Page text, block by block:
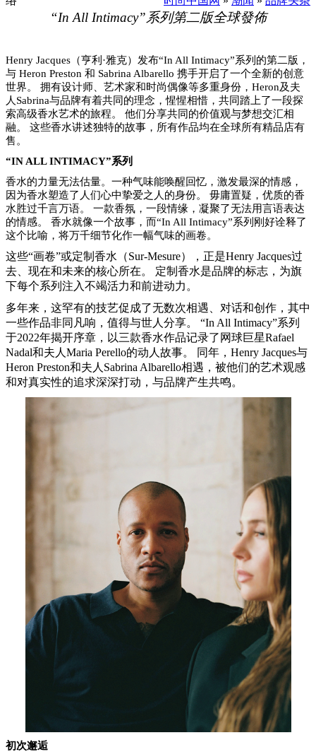
“In All Intimacy”系列第二版全球發佈
Henry Jacques（亨利·雅克）发布“In All Intimacy”系列的第二版，
与 Heron Preston 和 Sabrina Albarello 携手开启了一个全新的创意
世界。 拥有设计师、艺术家和时尚偶像等多重身份，Heron及夫
人Sabrina与品牌有着共同的理念，惺惺相惜，共同踏上了一段探
索高级香水艺术的旅程。 他们分享共同的价值观与梦想交汇相
融。 这些香水讲述独特的故事，所有作品均在全球所有精品店有
售。
“IN ALL INTIMACY”系列
香水的力量无法估量。一种气味能唤醒回忆，激发最深的情感，
因为香水塑造了人们心中挚爱之人的身份。
毋庸置疑，优质的香
水胜过千言万语。
一款香氛，一段情缘，凝聚了无法用言语表达
的情感。
香水就像一个故事，而“In All Intimacy”系列刚好诠释了
这个比喻，将万千细节化作一幅气味的画卷。
这些“画卷”或定制香水（Sur-Mesure），正是Henry Jacques过
去、现在和未来的核心所在。 定制香水是品牌的标志，为旗
下每个系列注入不竭活力和前进动力。
多年来，这罕有的技艺促成了无数次相遇、对话和创作，其中
一些作品非同凡响，值得与世人分享。
“In All Intimacy”系列
于2022年揭开序章，以三款香水作品记录了网球巨星Rafael
Nadal和夫人Maria Perello的动人故事。 同年，Henry Jacques与
Heron Preston和夫人Sabrina Albarello相遇，被他们的艺术观感
和对真实性的追求深深打动，与品牌产生共鸣。
初次邂逅